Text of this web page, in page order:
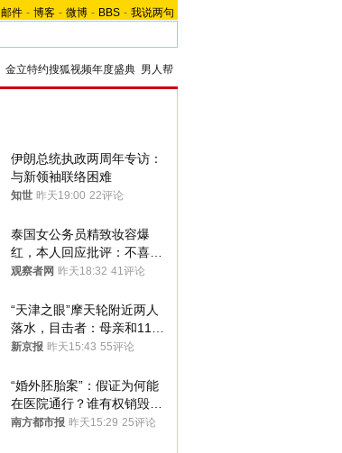
邮件 - 博客 - 微博 - BBS - 我说两句
金立特约搜狐视频年度盛典 男人帮
伊朗总统执政两周年专访：
与新领袖联络困难
知世 昨天19:00 22评论
泰国女公务员精致妆容爆
红，本人回应批评：不喜欢
就别看
观察者网 昨天18:32 41评论
“天津之眼”摩天轮附近两人
落水，目击者：母亲和11岁
儿子先后被打捞上岸
新京报 昨天15:43 55评论
“婚外胚胎案”：假证为何能
在医院通行？谁有权销毁胚
胎？
南方都市报 昨天15:29 25评论